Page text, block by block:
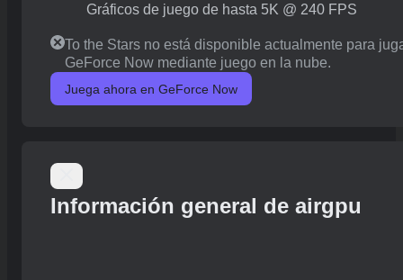
Gráficos de juego de hasta 5K @ 240 FPS
To the Stars no está disponible actualmente para
GeForce Now mediante juego en la nube.
Juega ahora en GeForce Now
Información general de airgpu